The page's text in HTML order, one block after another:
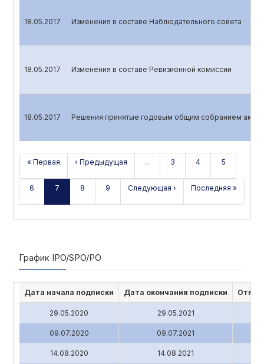
18.05.2017 Изменения в составе Наблюдательного совета
18.05.2017 Изменения в составе Ревизионной комиссии
18.05.2017 Решения принятые годовым общим собранием
« Первая ‹ Предыдущая … 3 4 5
6 7 8 9 Следующая › Последняя »
График IPO/SPO/PO
Дата начала подписки Дата окончания подписки
29.05.2020 29.05.2021
09.07.2020 09.07.2021
14.08.2020 14.08.2021